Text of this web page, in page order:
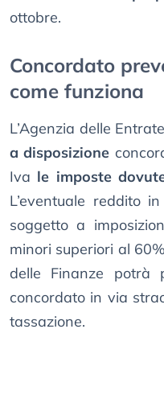
ottobre.
Concordato
come funziona
L’Agenzia delle
a disposizione
Iva le imposte
L’eventuale reddito
soggetto a
minori superiori al
delle Finanze potrà
concordato in via
tassazione.